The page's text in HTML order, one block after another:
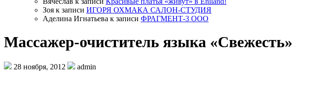
Зоя к записи ИГОРЯ ОХМАКА САЛОН-СТУДИЯ
Аделина Игнатьева к записи ФРАГМЕНТ-3 ООО
Массажер-очиститель языка «Свежесть»
28 ноября, 2012 admin